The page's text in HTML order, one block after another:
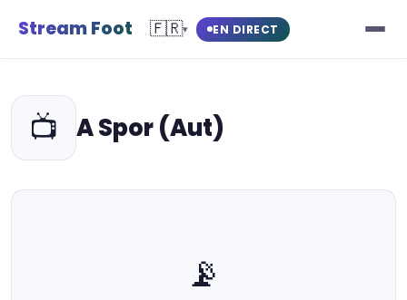
Stream Foot 🇫🇷▾ EN DIRECT
📺 A Spor (Aut)
📡